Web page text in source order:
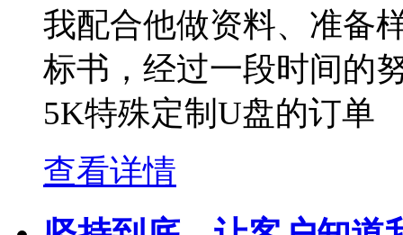
我配合他做资料、准备
标书，经过一段时间的
5K特殊定制U盘的订单
查看详情